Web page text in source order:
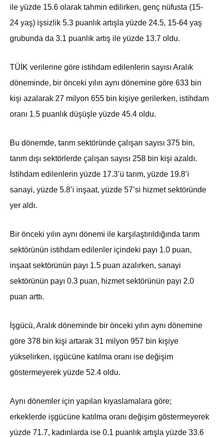
ile yüzde 15.6 olarak tahmin edilirken, genç nüfusta (15-
24 yaş) işsizlik 5.3 puanlık artışla yüzde 24.5, 15-64 yaş
grubunda da 3.1 puanlık artış ile yüzde 13.7 oldu.
TÜİK verilerine göre istihdam edilenlerin sayısı Aralık
döneminde, bir önceki yılın aynı dönemine göre 633 bin
kişi azalarak 27 milyon 655 bin kişiye gerilerken, istihdam
oranı 1.5 puanlık düşüşle yüzde 45.4 oldu.
Bu dönemde, tarım sektöründe çalışan sayısı 375 bin,
tarım dışı sektörlerde çalışan sayısı 258 bin kişi azaldı.
İstihdam edilenlerin yüzde 17.3’ü tarım, yüzde 19.8’i
sanayi, yüzde 5.8’i inşaat, yüzde 57’si hizmet sektöründe
yer aldı.
Bir önceki yılın aynı dönemi ile karşılaştırıldığında tarım
sektörünün istihdam edilenler içindeki payı 1.0 puan,
inşaat sektörünün payı 1.5 puan azalırken, sanayi
sektörünün payı 0.3 puan, hizmet sektörünün payı 2.0
puan arttı.
İşgücü, Aralık döneminde bir önceki yılın aynı dönemine
göre 378 bin kişi artarak 31 milyon 957 bin kişiye
yükselirken, işgücüne katılma oranı ise değişim
göstermeyerek yüzde 52.4 oldu.
Aynı dönemler için yapılan kıyaslamalara göre;
erkeklerde işgücüne katılma oranı değişim göstermeyerek
yüzde 71.7, kadınlarda ise 0.1 puanlık artışla yüzde 33.6